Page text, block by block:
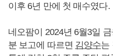
이후 6년 만에 첫 매수였다.
네오팜이 2024년 6월3일
분 보고에 따르면 김양수는